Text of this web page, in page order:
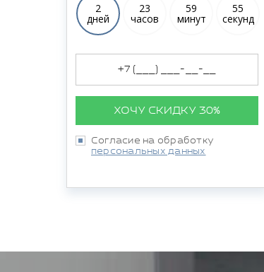
2
дней
23
часов
59
минут
54
секунд
ХОЧУ СКИДКУ 30%
Согласие на обработку
персональных данных